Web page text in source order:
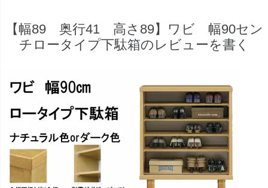
【幅89 奥行41 高さ89】ワビ 幅90セン
チロータイプ下駄箱のレビューを書く